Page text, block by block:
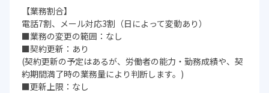
【業務割合】
電話7割、メール対応3割（日によって変動あり）
■業務の変更の範囲：なし
■契約更新：あり
(契約更新の予定はあるが、労働者の能力・勤務成績や、契
約期間満了時の業務量により判断します。)
■更新上限：なし